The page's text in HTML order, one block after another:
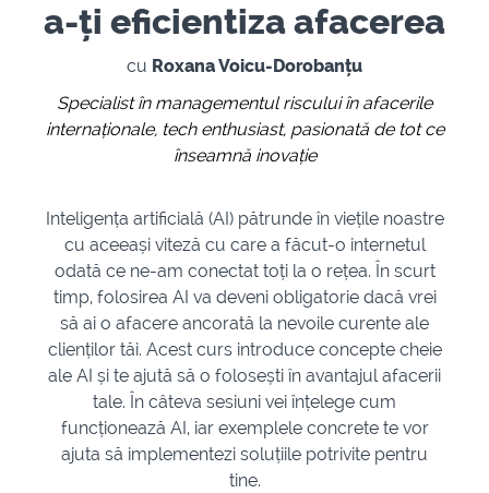
a-ți eficientiza afacerea
cu Roxana Voicu-Dorobanțu
Specialist în managementul riscului în afacerile
internaționale, tech enthusiast, pasionată de tot ce
înseamnă inovație
Inteligența artificială (AI) pătrunde în viețile noastre
cu aceeași viteză cu care a făcut-o internetul
odată ce ne-am conectat toți la o rețea. În scurt
timp, folosirea AI va deveni obligatorie dacă vrei
să ai o afacere ancorată la nevoile curente ale
clienților tăi. Acest curs introduce concepte cheie
ale AI și te ajută să o folosești în avantajul afacerii
tale. În câteva sesiuni vei înțelege cum
funcționează AI, iar exemplele concrete te vor
ajuta să implementezi soluțiile potrivite pentru
tine.